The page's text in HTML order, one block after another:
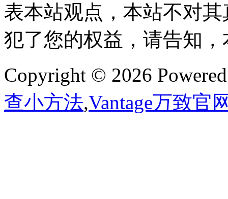
表本站观点，本站不对
犯了您的权益，请告知
Copyright © 2026
查小方法,Vantage万致官